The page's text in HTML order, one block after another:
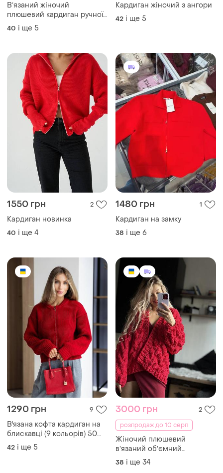
Вʼязаний жіночий
плюшевий кардиган ручної
роботи
40 і ще 5
Кардиган жіночий з ангори
42 і ще 5
1550 грн 2
Кардиган новинка
40 і ще 4
1480 грн 1
Кардиган на замку
38 і ще 6
1290 грн 9
В'язана кофта кардиган на
блискавці (9 кольорiв) 50%
шерсть
42 і ще 5
3000 грн
2
розпродаж до 10 серп
Жіночий плюшевий
вʼязаний обʼємний
нарядний кардиган,
подарунок, святковий
38 і ще 34